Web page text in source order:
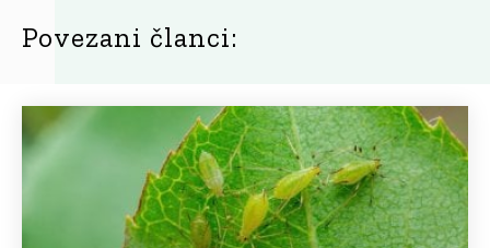
Povezani članci: